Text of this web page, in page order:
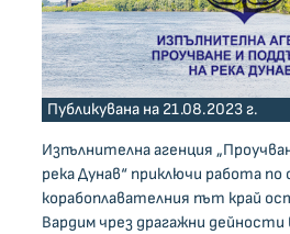
Публикувана на 21.08.2023 г.
Изпълнителна агенция
река Дунав“ приключи работа по
корабоплавателния път край
Вардим чрез драгажни